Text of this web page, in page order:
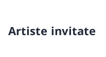
Artiste invitate